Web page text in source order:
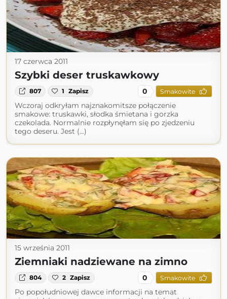
17 czerwca 2011
Szybki deser truskawkowy
807 1 Zapisz 0 Smakowite
Wczoraj odkryłam najznakomitsze połączenie
smakowe: truskawki, słodka śmietana i gorzka
czekolada. Normalnie rozpłynęłam się po zjedzeniu
tego deseru. Jest (...)
15 września 2011
Ziemniaki nadziewane na zimno
804 2 Zapisz 0 Smakowite
Po popołudniowej dawce informacji na temat